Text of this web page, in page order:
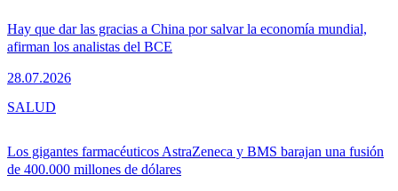
Hay que dar las gracias a China por salvar la economía mundial,
afirman los analistas del BCE
28.07.2026
Los gigantes farmacéuticos AstraZeneca y BMS barajan una fusión
de 400.000 millones de dólares
SALUD